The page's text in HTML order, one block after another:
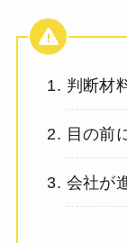
判断材
目の前
会社が